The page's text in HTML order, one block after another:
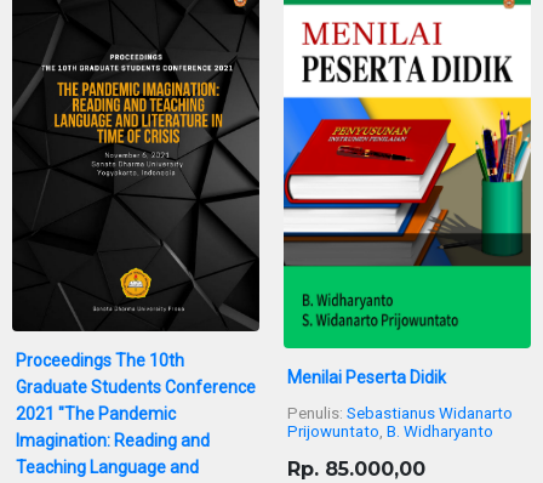
Proceedings The 10th
Graduate Students Conference
2021 "The Pandemic
Imagination: Reading and
Teaching Language and
Menilai Peserta Didik
Penulis: Sebastianus Widanarto
Prijowuntato, B. Widharyanto
Rp. 85.000,00